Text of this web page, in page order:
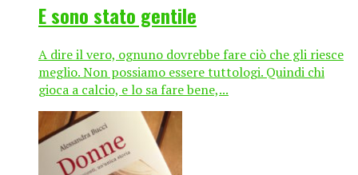
E sono stato gentile
A dire il vero, ognuno dovrebbe fare ciò che gli riesce
meglio. Non possiamo essere tuttologi. Quindi chi
gioca a calcio, e lo sa fare bene,...